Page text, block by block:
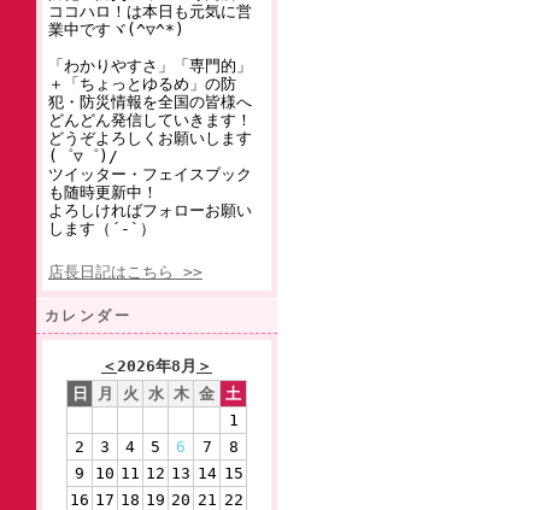
ココハロ！は本日も元気に営
業中ですヾ(^▽^*)
「わかりやすさ」「専門的」
＋「ちょっとゆるめ」の防
犯・防災情報を全国の皆様へ
どんどん発信していきます！
どうぞよろしくお願いします
(゜▽゜)/
ツイッター・フェイスブック
も随時更新中！
よろしければフォローお願い
します（´-`）
店長日記はこちら >>
カレンダー
＜2026年8月 ＞
日
月 火 水 木 金 土
1
2
3 4 5 6 7
8
9
10 11 12 13 14 15
16 17 18 19 20 21 22